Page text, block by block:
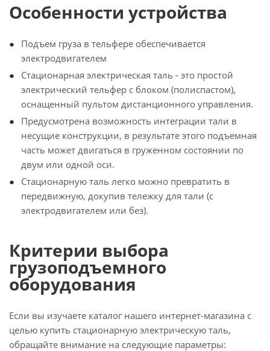
Особенности устройства
Подъем груза в тельфере обеспечивается
электродвигателем
Стационарная электрическая таль - это простой
электрический тельфер с блоком (полиспастом),
оснащенный пультом дистанционного управления.
Предусмотрена возможность интеграции тали в
несущие конструкции, в результате этого подъемная
часть может двигаться в груженном состоянии по
двум или одной оси.
Стационарную таль легко можно превратить в
передвижную, докупив тележку для тали (с
электродвигателем или без).
Критерии выбора
грузоподъемного
оборудования
Если вы изучаете каталог нашего интернет-магазина с
целью купить стационарную электрическую таль,
обращайте внимание на следующие параметры: